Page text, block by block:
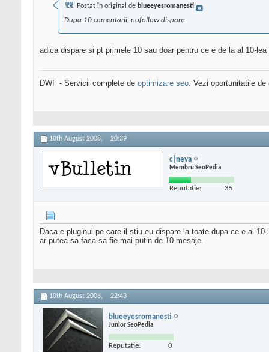
Postat în original de blueeyesromanesti
Dupa 10 comentarii, nofollow dispare
adica dispare si pt primele 10 sau doar pentru ce e de la al 10-
DWF - Servicii complete de optimizare seo. Vezi oportunitatile de
10th August 2008, 20:39
c|neva
Membru SeoPedia
Reputatie: 35
Daca e pluginul pe care il stiu eu dispare la toate dupa ce e al
ar putea sa faca sa fie mai putin de 10 mesaje.
10th August 2008, 22:43
blueeyesromanesti
Junior SeoPedia
Reputatie: 0